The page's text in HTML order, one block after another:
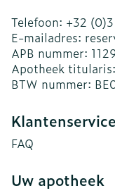
Telefoon: +32
E-mailadres:
APB nummer:
Apotheek titularis:
BTW nummer:
Klantenservice
FAQ
Uw apotheek